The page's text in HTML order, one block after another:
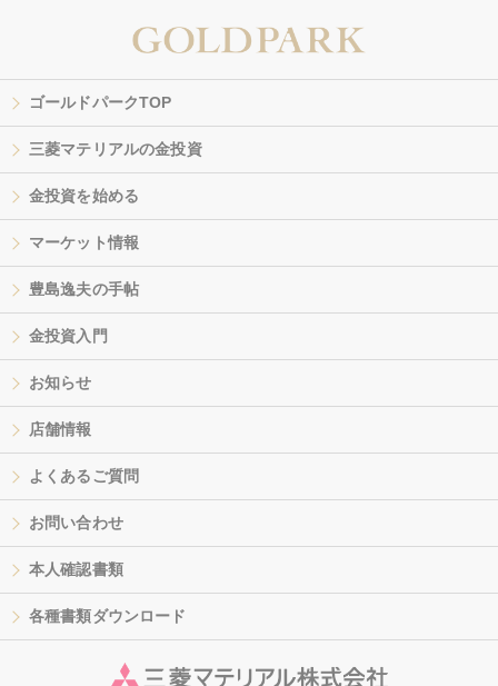
ゴールドパークTOP
三菱マテリアルの金投資
金投資を始める
マーケット情報
豊島逸夫の手帖
金投資入門
お知らせ
店舗情報
よくあるご質問
お問い合わせ
本人確認書類
各種書類ダウンロード